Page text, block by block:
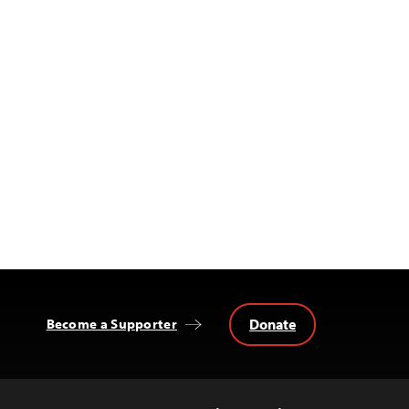
Become a Supporter Donate